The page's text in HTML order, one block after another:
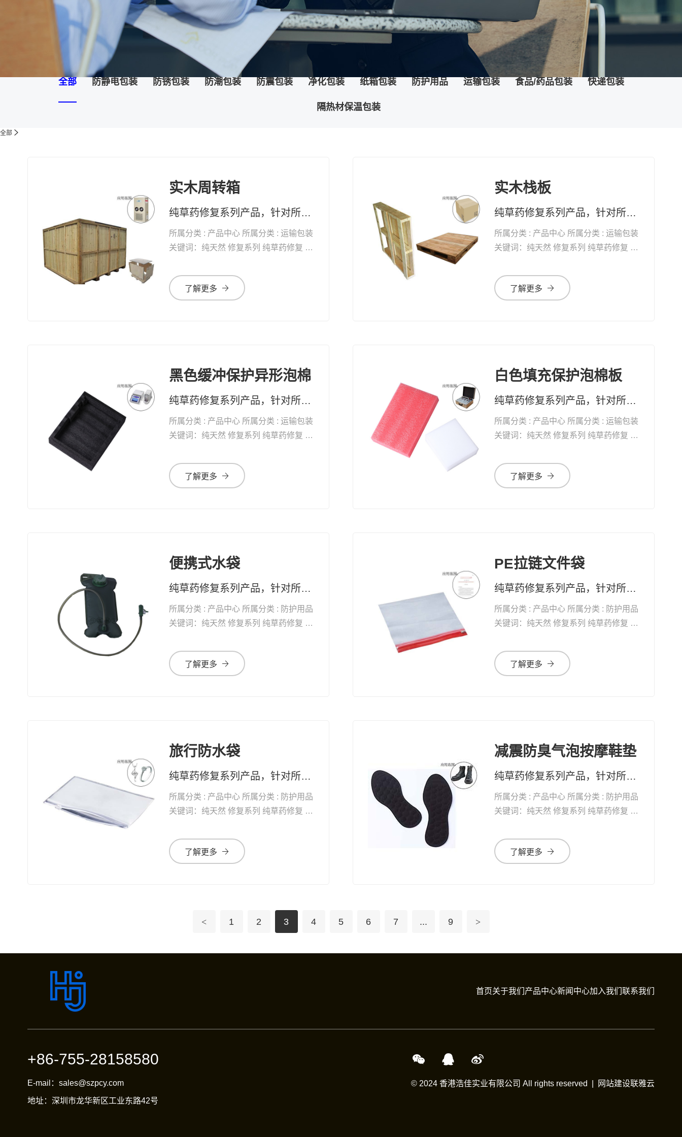
全部 防静电包装 防锈包装 防潮包装 防震包装 净化包装 纸箱包装 防护用品 运输包装 食品/药品包装 快递包装
隔热材保温包装
全部
实木周转箱
纯草药修复系列产品，针对所有黏膜、表皮及真皮受损，均有快速疗效 药妆草本修复系列护肤品、化妆品，天然无添加。可有效改善皮肤问题及对化妆品过敏的现象
所属分类 : 产品中心 所属分类 : 运输包装
关键词：纯天然 修复系列 纯草药修复 自
了解更多
实木栈板
纯草药修复系列产品，针对所有黏膜、表皮及真皮受损，均有快速疗效 药妆草本修复系列护肤品、化妆品，天然无添加。可有效改善皮肤问题及对化妆品过敏的现象
所属分类 : 产品中心 所属分类 : 运输包装
关键词：纯天然 修复系列 纯草药修复 自
了解更多
黑色缓冲保护异形泡棉
纯草药修复系列产品，针对所有黏膜、表皮及真皮受损，均有快速疗效 药妆草本修复系列护肤品、化妆品，天然无添加。可有效改善皮肤问题及对化妆品过敏的现象
所属分类 : 产品中心 所属分类 : 运输包装
关键词：纯天然 修复系列 纯草药修复 自
了解更多
白色填充保护泡棉板
纯草药修复系列产品，针对所有黏膜、表皮及真皮受损，均有快速疗效 药妆草本修复系列护肤品、化妆品，天然无添加。可有效改善皮肤问题及对化妆品过敏的现象
所属分类 : 产品中心 所属分类 : 运输包装
关键词：纯天然 修复系列 纯草药修复 自
了解更多
便携式水袋
纯草药修复系列产品，针对所有黏膜、表皮及真皮受损，均有快速疗效 药妆草本修复系列护肤品、化妆品，天然无添加。可有效改善皮肤问题及对化妆品过敏的现象
所属分类 : 产品中心 所属分类 : 防护用品
关键词：纯天然 修复系列 纯草药修复 自
了解更多
PE拉链文件袋
纯草药修复系列产品，针对所有黏膜、表皮及真皮受损，均有快速疗效 药妆草本修复系列护肤品、化妆品，天然无添加。可有效改善皮肤问题及对化妆品过敏的现象
所属分类 : 产品中心 所属分类 : 防护用品
关键词：纯天然 修复系列 纯草药修复 自
了解更多
旅行防水袋
纯草药修复系列产品，针对所有黏膜、表皮及真皮受损，均有快速疗效 药妆草本修复系列护肤品、化妆品，天然无添加。可有效改善皮肤问题及对化妆品过敏的现象
所属分类 : 产品中心 所属分类 : 防护用品
关键词：纯天然 修复系列 纯草药修复 自
了解更多
减震防臭气泡按摩鞋垫
纯草药修复系列产品，针对所有黏膜、表皮及真皮受损，均有快速疗效 药妆草本修复系列护肤品、化妆品，天然无添加。可有效改善皮肤问题及对化妆品过敏的现象
所属分类 : 产品中心 所属分类 : 防护用品
关键词：纯天然 修复系列 纯草药修复 自
了解更多
< 1 2 3 4 5 6 7 ... 9 >
首页关于我们 产品中心新闻中心加入我们联系我们
+86-755-28158580
E-mail：sales@szpcy.com
地址：深圳市龙华新区工业东路42号
© 2024 香港浩佳实业有限公司 All rights reserved | 网站建设联雅云